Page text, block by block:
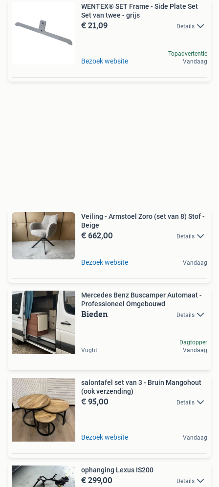
WENTEX® SET Frame - Side Plate Set
Set van twee - grijs
€ 21,09 Details
Bezoek website
Topadvertentie
Vandaag
Veiling - Armstoel Zoro (set van 8) Stof -
Beige
€ 662,00 Details
Bezoek website Vandaag
Mercedes Benz Buscamper Automaat -
Professioneel Omgebouwd
Bieden Details
Vught
Dagtopper
Vandaag
salontafel set van 3 - Bruin Mangohout
(ook verzending)
€ 95,00 Details
Bezoek website Vandaag
ophanging Lexus IS200
€ 299,00 Details